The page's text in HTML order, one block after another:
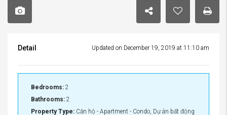
Detail Updated on December 19, 2019 at 11:10 am
Bedrooms: 2
Bathrooms: 2
Property Type: Căn hộ - Apartment - Condo, Dự án bất động